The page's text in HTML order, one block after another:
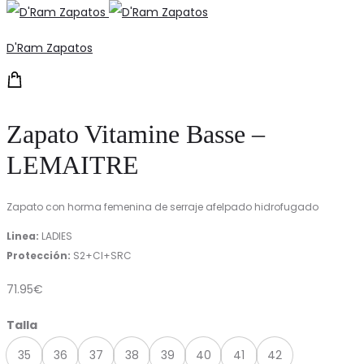
D'Ram Zapatos
Zapato Vitamine Basse –
LEMAITRE
Zapato con horma femenina de serraje afelpado hidrofugado
Linea: LADIES
Protección: S2+CI+SRC
71.95€
Talla
35
36 37 38 39 40 41 42